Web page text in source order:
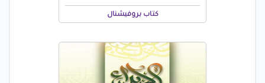
كتاب بروفيشنال